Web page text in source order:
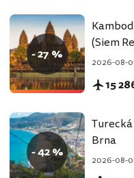
- 27 %
(Siem
2026-08-
15
- 42 %
Brna
2026-08-